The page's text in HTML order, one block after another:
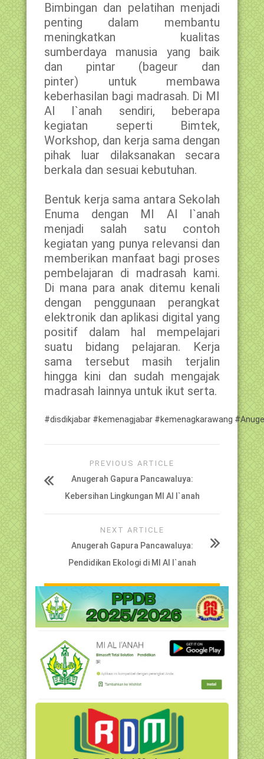
Bimbingan dan pelatihan menjadi
penting dalam membantu
meningkatkan kualitas
sumberdaya manusia yang baik
dan pintar (bageur dan
pinter) untuk membawa
keberhasilan bagi madrasah. Di MI
Al I`anah sendiri, beberapa
kegiatan seperti Bimtek,
Workshop, dan kerja sama dengan
pihak luar dilaksanakan secara
berkala dan sesuai kebutuhan.
Bentuk kerja sama antara Sekolah
Enuma dengan MI Al I`anah
menjadi salah satu contoh
kegiatan yang punya relevansi dan
memberikan manfaat bagi proses
pembelajaran di madrasah kami.
Di mana para anak ditemu kenali
dengan penggunaan perangkat
elektronik dan aplikasi digital yang
positif dalam hal mempelajari
suatu bidang pelajaran. Kerja
sama tersebut masih terjalin
hingga kini dan sudah mengajak
madrasah lainnya untuk ikut serta.
#disdikjabar #kemenagjabar #kemenagkarawang
PREVIOUS ARTICLE
Anugerah Gapura Pancawaluya:
Kebersihan Lingkungan MI Al I`anah
NEXT ARTICLE
Anugerah Gapura Pancawaluya:
Pendidikan Ekologi di MI Al I`anah